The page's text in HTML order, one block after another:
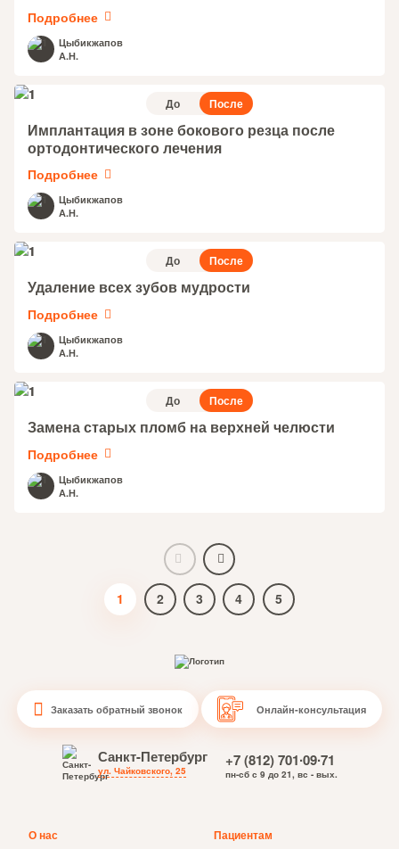
Подробнее
Цыбикжапов
А.Н.
До После
Имплантация в зоне бокового резца после
ортодонтического лечения
Подробнее
Цыбикжапов
А.Н.
До После
Удаление всех зубов мудрости
Подробнее
Цыбикжапов
А.Н.
До После
Замена старых пломб на верхней челюсти
Подробнее
Цыбикжапов
А.Н.
1 2 3 4 5
Санкт-Петербург
ул. Чайковского, 25
+7 (812) 701∙09∙71
пн-сб с 9 до 21, вс - вых.
Заказать обратный звонок Онлайн-консультация
О нас
Пациентам